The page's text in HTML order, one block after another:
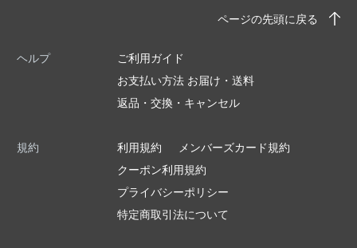
ページの先頭に戻る
ヘルプ
ご利用ガイド
お支払い方法 お届け・送料
返品・交換・キャンセル
規約 利用規約
メンバーズカード規約
クーポン利用規約
プライバシーポリシー
特定商取引法について